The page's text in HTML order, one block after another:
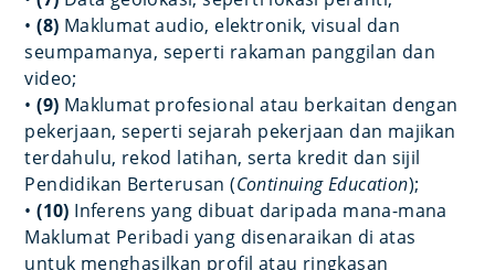
•(8) Maklumat audio, elektronik, visual dan
seumpamanya, seperti rakaman panggilan dan
video;
• (9) Maklumat profesional atau berkaitan dengan
pekerjaan, seperti sejarah pekerjaan dan majikan
terdahulu, rekod latihan, serta kredit dan sijil
Pendidikan Berterusan (Continuing Education);
•(10) Inferens yang dibuat daripada mana-mana
Maklumat Peribadi yang disenaraikan di atas
untuk menghasilkan profil atau ringkasan